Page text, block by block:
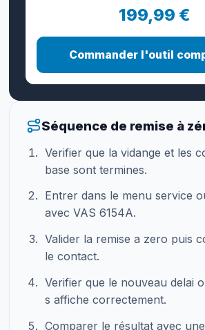
199,99 €
Commander l'outil
Séquence de remise à
Verifier que la vidange et les
base sont termines.
Entrer dans le menu service
avec VAS 6154A.
Valider la remise a zero puis
le contact.
Verifier que le nouveau delai
s affiche correctement.
Comparer le résultat avec